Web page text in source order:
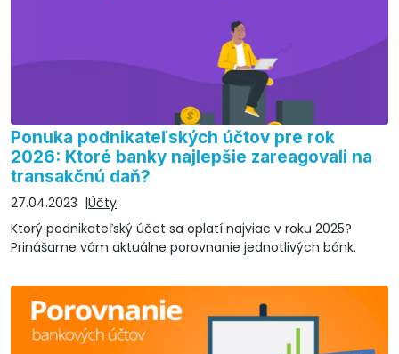
Ponuka podnikateľských účtov pre rok
2026: Ktoré banky najlepšie zareagovali na
transakčnú daň?
27.04.2023
Účty
Ktorý podnikateľský účet sa oplatí najviac v roku 2025?
Prinášame vám aktuálne porovnanie jednotlivých bánk.